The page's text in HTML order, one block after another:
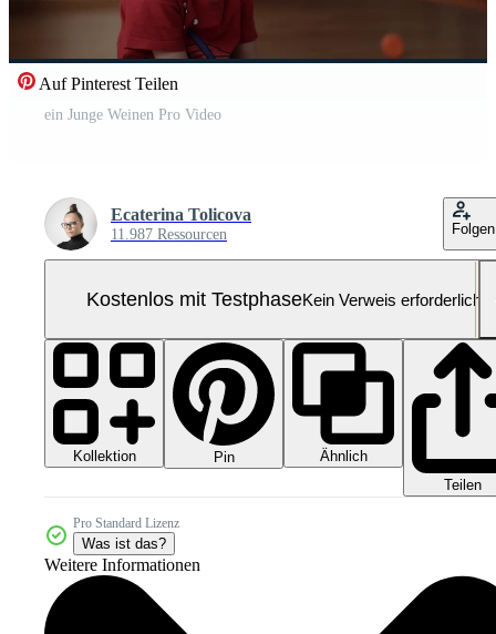
Auf Pinterest Teilen
ein Junge Weinen Pro Video
Ecaterina Tolicova
11.987 Ressourcen Folgen
Kostenlos mit TestphaseKein Verweis erforderlich
Kollektion Pin
Ähnlich
Teilen
Pro Standard Lizenz
Was ist das?
Weitere Informationen